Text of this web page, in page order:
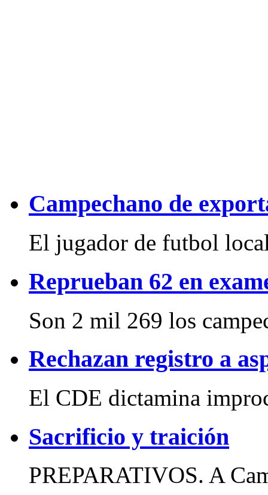
Campechano de
El jugador de futbol
Reprueban 62 en
Son 2 mil 269 los
Rechazan registro a
El CDE dictamina
Sacrificio y traición
PREPARATIVOS. A